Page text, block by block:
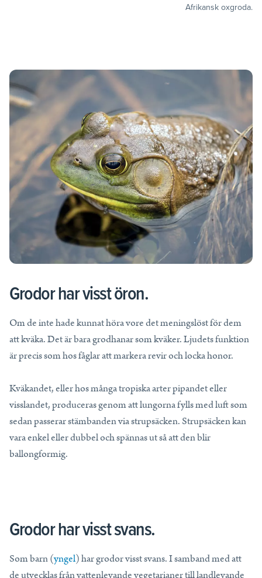
Afrikansk oxgroda.
Grodor har visst öron.
Om de inte hade kunnat höra vore det meningslöst för dem
att kväka. Det är bara grodhanar som kväker. Ljudets funktion
är precis som hos fåglar att markera revir och locka honor.
Kväkandet, eller hos många tropiska arter pipandet eller
visslandet, produceras genom att lungorna fylls med luft som
sedan passerar stämbanden via strupsäcken. Strupsäcken kan
vara enkel eller dubbel och spännas ut så att den blir
ballongformig.
Grodor har visst svans.
Som barn (yngel) har grodor visst svans. I samband med att